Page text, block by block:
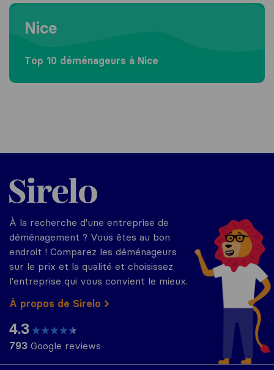
Moving to Nice
Nice
Top 10 déménageurs à Nice
Sirelo.fr
À la recherche d'une entreprise de
déménagement ? Vous êtes au bon
endroit ! Comparez les déménageurs
sur le prix et la qualité et choisissez
l'entreprise qui vous convient le mieux.
À propos de Sirelo
4.3
793 Google reviews